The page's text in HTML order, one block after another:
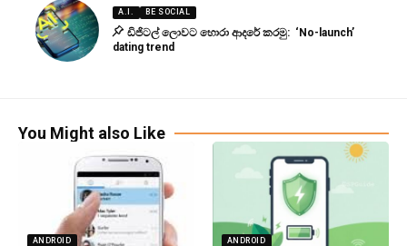
A.I. BE SOCIAL
ඩිජිටල් ලොවට හොරා ආදරේ කරමු: ‘No-launch’
dating trend
You Might also Like
ANDROID ANDROID